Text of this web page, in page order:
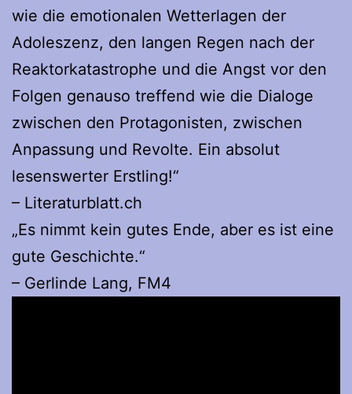
wie die emotionalen Wetterlagen der
Adoleszenz, den langen Regen nach der
Reaktorkatastrophe und die Angst vor den
Folgen genauso treffend wie die Dialoge
zwischen den Protagonisten, zwischen
Anpassung und Revolte. Ein absolut
lesenswerter Erstling!“
– Literaturblatt.ch
„Es nimmt kein gutes Ende, aber es ist eine
gute Geschichte.“
– Gerlinde Lang, FM4